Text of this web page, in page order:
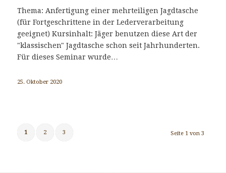
Thema: Anfertigung einer mehrteiligen Jagdtasche
(für Fortgeschrittene in der Lederverarbeitung
geeignet) Kursinhalt: Jäger benutzen diese Art der
"klassischen" Jagdtasche schon seit Jahrhunderten.
Für dieses Seminar wurde…
25. Oktober 2020
Seite 1 von 3
1 2 3